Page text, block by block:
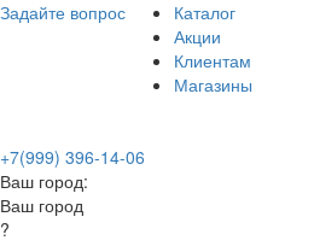
Задайте вопрос
Каталог
Акции
Клиентам
Магазины
+7(999) 396-14-06
Ваш город:
Ваш город
?